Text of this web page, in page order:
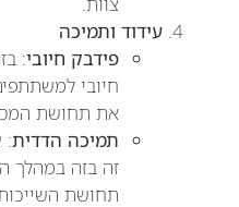
עידוד ותמיכה
פידבק חיובי:
חיובי
את תחושת
תמיכה הדדית:
זה בזה במהלך
תחושת